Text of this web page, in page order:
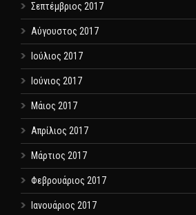
Σεπτέμβριος 2017
Αύγουστος 2017
Ιούλιος 2017
Ιούνιος 2017
Μάιος 2017
Απρίλιος 2017
Μάρτιος 2017
Φεβρουάριος 2017
Ιανουάριος 2017